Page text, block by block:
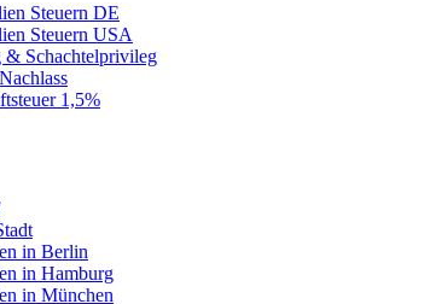
Steuern DE
Steuern USA
Schachtelprivileg
1,5%
in Berlin
in Hamburg
in München